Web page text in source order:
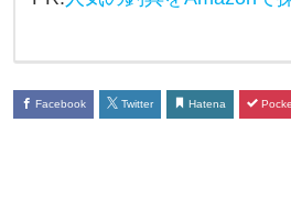
た
と
Facebook Twitter Hatena